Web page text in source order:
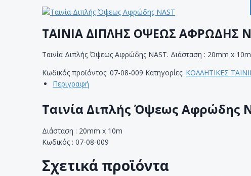
ΤΑΙΝΙΑ ΔΙΠΛΗΣ ΟΨΕΩΣ ΑΦΡΩΔΗΣ
Ταινία Διπλής Όψεως Αφρώδης NAST. Διάσταση : 20mm x
Κωδικός προϊόντος: 07-08-009 Κατηγορίες: ΚΟΛΛΗΤΙΚΕΣ
Περιγραφή
Ταινία Διπλής Όψεως Αφρώδης
Διάσταση : 20mm x 10m
Κωδικός : 07-08-009
Σχετικά προϊόντα